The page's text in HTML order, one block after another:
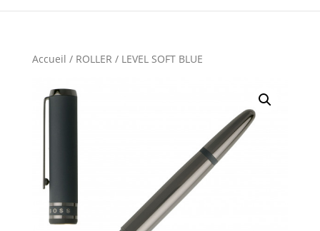
Accueil / ROLLER / LEVEL SOFT BLUE